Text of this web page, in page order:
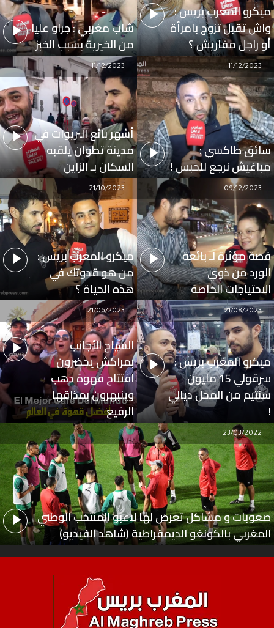
ميكرو المغرب بريس :
واش تقبل تزوج بامرأة
أو راجل مقاريش ؟
شاب مغربي : جراو عليا
من الخيرية بسبب الخبز
سائق طاكسي :
مباغيش نرجع للحبس !
11/12/2023
أشهر بائع البريوات في
مدينة تطوان يلقبه
السكان بـ الزاين
11/12/2023
قصة مؤثرة لـ بائعة
الورد من ذوي
الاحتياجات الخاصة
09/12/2023
ميكرو المغرب بريس :
من هو قدوتك في
هذه الحياة ؟
21/10/2023
ميكرو المغرب بريس :
سرقولي 15 مليون
سنتيم من المحل ديالي
!
21/08/2023
السياح الأجانب
بمراكش يحضرون
افتتاح قهوة دهب
وينبهرون بمذاقها
الرفيع
21/06/2023
صعوبات و مشاكل تعرض لها لاعبو المنتخب الوطني
المغربي بالكونغو الديمقراطية (شاهد الفيديو)
23/03/2022